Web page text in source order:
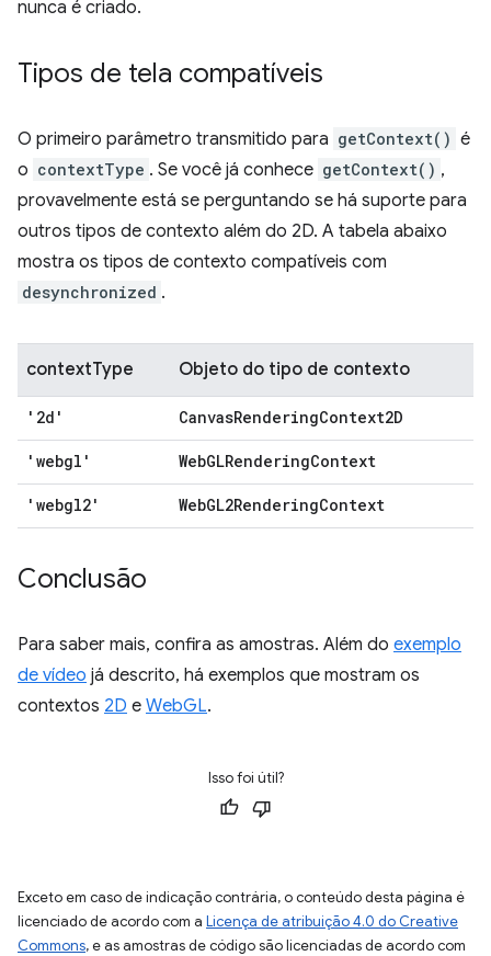
nunca é criado.
Tipos de tela compatíveis
O primeiro parâmetro transmitido para getContext() é
o contextType . Se você já conhece getContext() ,
provavelmente está se perguntando se há suporte para
outros tipos de contexto além do 2D. A tabela abaixo
mostra os tipos de contexto compatíveis com
desynchronized .
contextType Objeto do tipo de contexto
'2d' CanvasRenderingContext2D
'webgl' WebGLRenderingContext
'webgl2' WebGL2RenderingContext
Conclusão
Para saber mais, confira as amostras. Além do exemplo
de vídeo já descrito, há exemplos que mostram os
contextos 2D e WebGL.
Isso foi útil?
Exceto em caso de indicação contrária, o conteúdo desta página é
licenciado de acordo com a Licença de atribuição 4.0 do Creative
Commons, e as amostras de código são licenciadas de acordo com